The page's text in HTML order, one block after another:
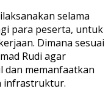
selama
para peserta, untuk
Dimana sesuai
Rudi agar
dan memanfaatkan
infrastruktur.